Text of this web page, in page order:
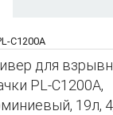
C1200A
для
PL-C1200A,
19л,